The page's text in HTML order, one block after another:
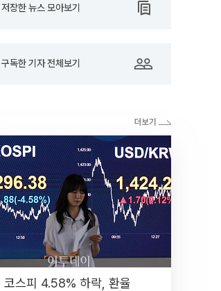
장한 뉴스 모아보기
독한 기자 전체보기
코스피 4.58% 하락, 환율